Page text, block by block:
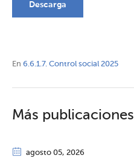
Descarga
En 6.6.1.7. Control social 2025
Más publicaciones
agosto 05, 2026